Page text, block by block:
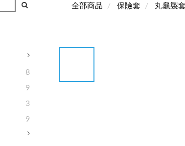
8
9
3
9
全部商品 保險套 丸龜製